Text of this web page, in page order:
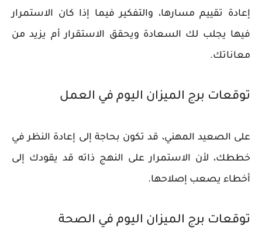
إعادة تقييم مسارها، والتفكير فيما إذا كان الاستمرار
فيها يجلب لك السعادة ويحقق الاستقرار أم يزيد من
معاناتك.
توقعات برج الميزان اليوم في العمل
على الصعيد المهني، قد تكون بحاجة إلى إعادة النظر في
خططك، لأن الاستمرار على النهج ذاته قد يقودك إلى
أخطاء يصعب إصلاحها.
توقعات برج الميزان اليوم في الصحة